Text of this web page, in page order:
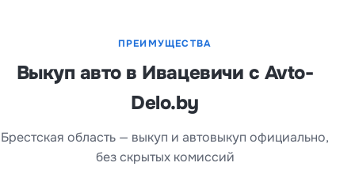
ПРЕИМУЩЕСТВА
Выкуп авто в Ивацевичи с Avto-
Delo.by
Брестская область — выкуп и автовыкуп официально,
без скрытых комиссий